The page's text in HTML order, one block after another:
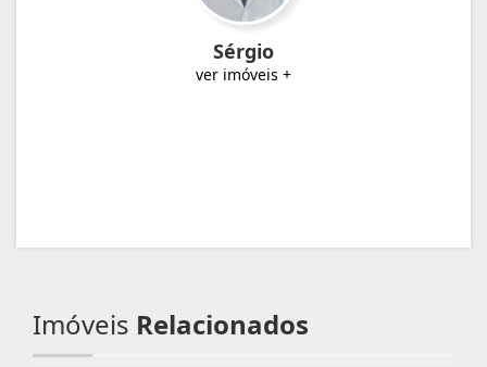
Sérgio
ver imóveis +
Imóveis Relacionados